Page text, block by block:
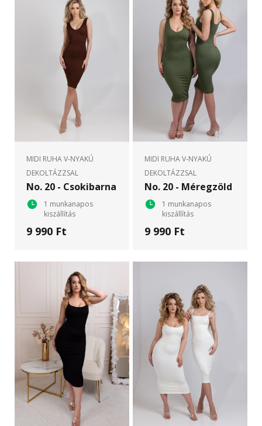
MIDI RUHA V-NYAKÚ
DEKOLTÁZZSAL
No. 20 - Csokibarna
1 munkanapos
kiszállítás
9 990 Ft
MIDI RUHA V-NYAKÚ
DEKOLTÁZZSAL
No. 20 - Méregzöld
1 munkanapos
kiszállítás
9 990 Ft